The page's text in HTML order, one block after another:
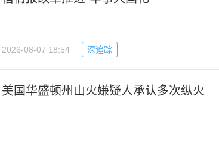
2026-08-07 18:54 深追踪
美国华盛顿州山火嫌疑人承认多次纵火